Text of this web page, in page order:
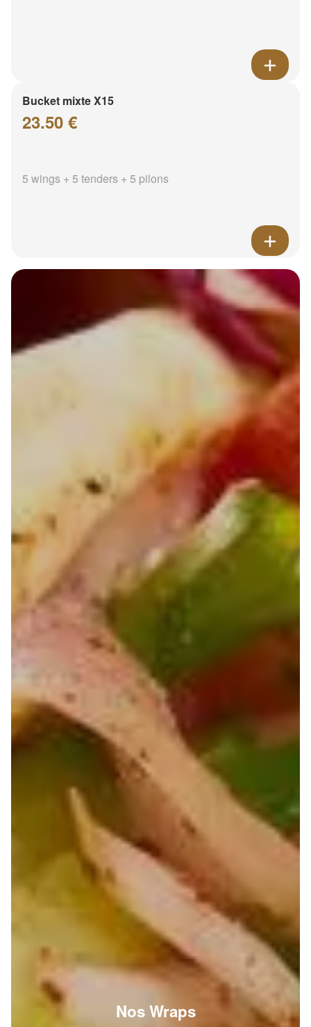
Bucket mixte X15
23.50 €
5 wings + 5 tenders + 5 pilons
Nos Wraps